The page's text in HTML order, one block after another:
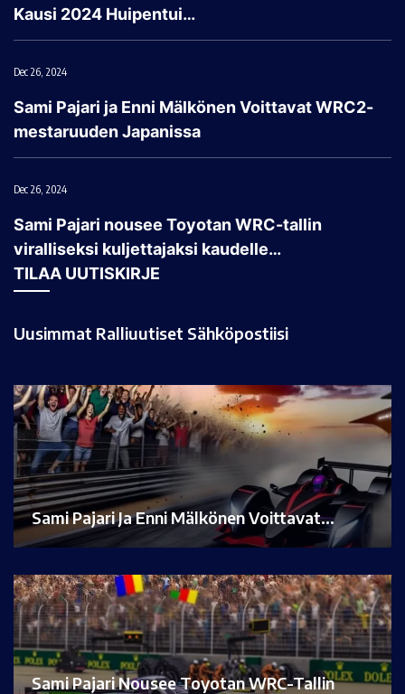
Kausi 2024 Huipentui…
Dec 26, 2024
Sami Pajari ja Enni Mälkönen Voittavat WRC2-
mestaruuden Japanissa
Dec 26, 2024
Sami Pajari nousee Toyotan WRC-tallin
viralliseksi kuljettajaksi kaudelle…
TILAA UUTISKIRJE
Uusimmat Ralliuutiset Sähköpostiisi
Sami Pajari Ja Enni Mälkönen Voittavat…
Sami Pajari Nousee Toyotan WRC-Tallin